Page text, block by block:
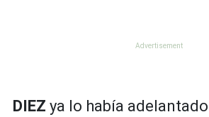
DIEZ ya lo había